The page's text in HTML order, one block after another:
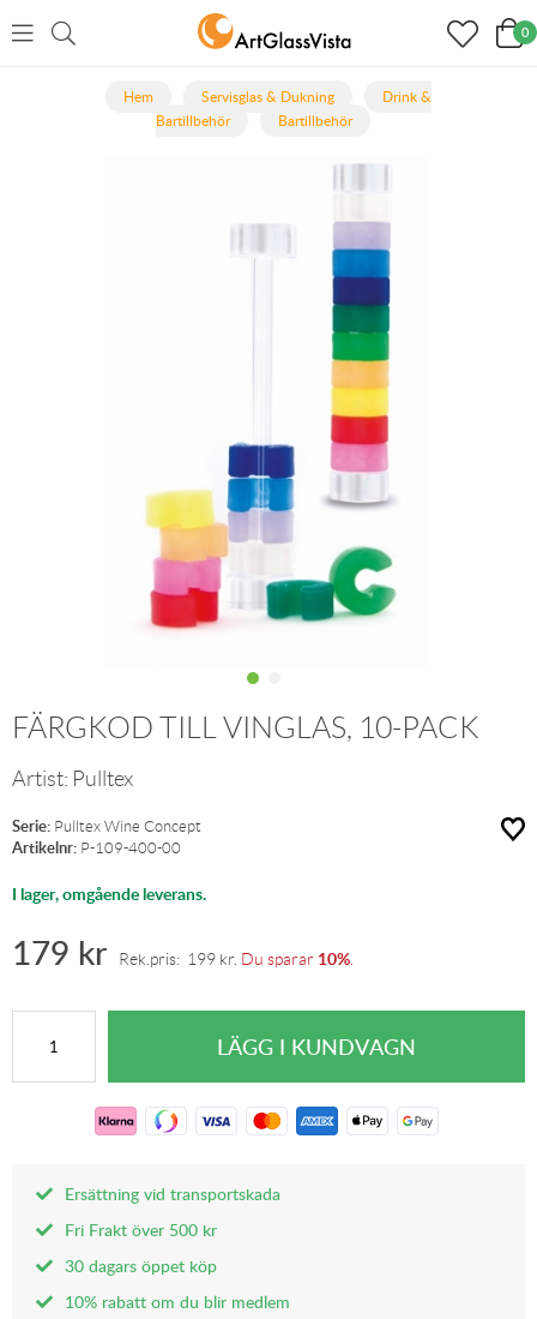
0
Hem Servisglas & Dukning
Drink &
Bartillbehör
Bartillbehör
FÄRGKOD TILL VINGLAS, 10-PACK
Artist: Pulltex
Serie: Pulltex Wine Concept
Artikelnr: P-109-400-00
I lager, omgående leverans.
179 kr Rek.pris: 199 kr Du sparar 10%
Ersättning vid transportskada
Fri Frakt över 500 kr
30 dagars öppet köp
10% rabatt om du blir medlem